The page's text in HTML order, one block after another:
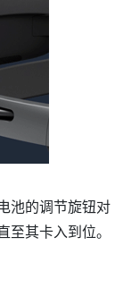
池的调节旋钮对
至其卡入到位。